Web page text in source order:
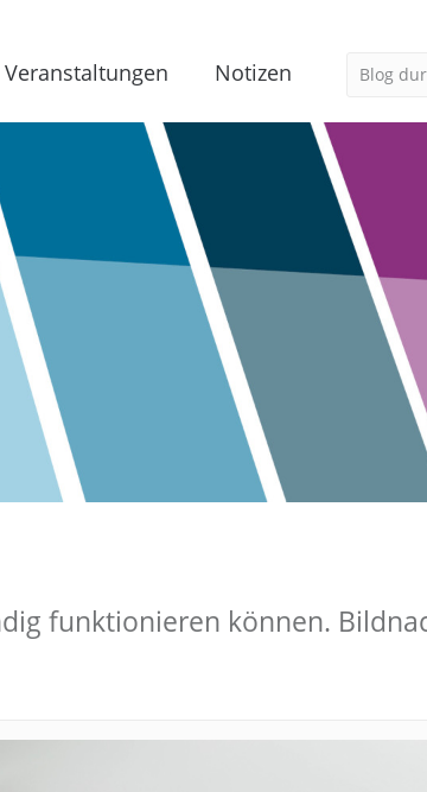
Veranstaltungen Notizen
funktionieren können.